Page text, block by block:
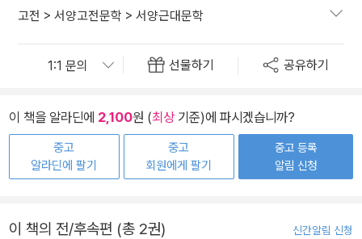
고전 > 서양고전문학 > 서양근대문학
선물하기 공유하기
이 책을 알라딘에 2,100원 (최상기준)에 파시겠습니까?
중고
알라딘에 팔기
중고
회원에게 팔기
중고 등록
알림 신청
이 책의 전/후속편 (총 2권) 신간알림 신청